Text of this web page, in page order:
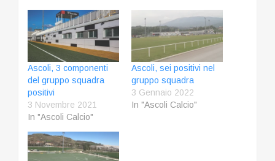
Ascoli, 3 componenti
del gruppo squadra
positivi
3 Novembre 2021
In "Ascoli Calcio"
Ascoli, sei positivi nel
gruppo squadra
3 Gennaio 2022
In "Ascoli Calcio"